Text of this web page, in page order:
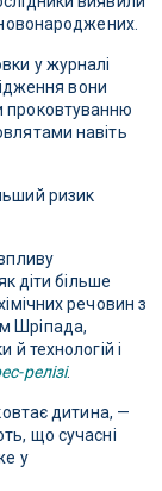
новонароджених.
у журналі
вони
проковтуванню
навіть
ризик
діти більше
речовин з
Шріпада,
й технологій і
релізі.
дитина, —
що сучасні
у